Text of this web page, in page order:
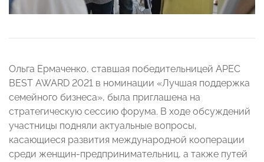
Ольга Ермаченко, ставшая победительницей APEC
BEST AWARD 2021 в номинации «Лучшая поддержка
семейного бизнеса», была приглашена на
стратегическую сессию форума. В ходе обсуждений
участницы подняли актуальные вопросы,
касающиеся развития международной кооперации
среди женщин-предпринимательниц, а также путей